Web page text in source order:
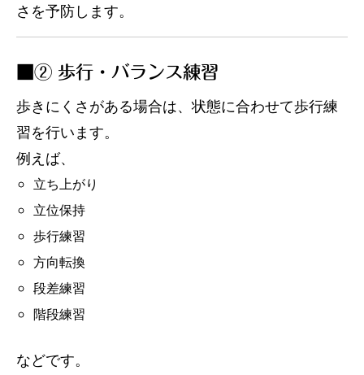
さを予防します。
■② 歩行・バランス練習
歩きにくさがある場合は、状態に合わせて歩行練
習を行います。
例えば、
立ち上がり
立位保持
歩行練習
方向転換
段差練習
階段練習
などです。